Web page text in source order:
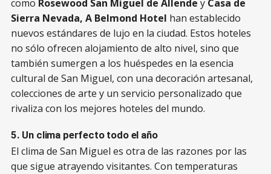
como Rosewood San Miguel de Allende y Casa de
Sierra Nevada, A Belmond Hotel han establecido
nuevos estándares de lujo en la ciudad. Estos hoteles
no sólo ofrecen alojamiento de alto nivel, sino que
también sumergen a los huéspedes en la esencia
cultural de San Miguel, con una decoración artesanal,
colecciones de arte y un servicio personalizado que
rivaliza con los mejores hoteles del mundo.
5. Un clima perfecto todo el año
El clima de San Miguel es otra de las razones por las
que sigue atrayendo visitantes. Con temperaturas